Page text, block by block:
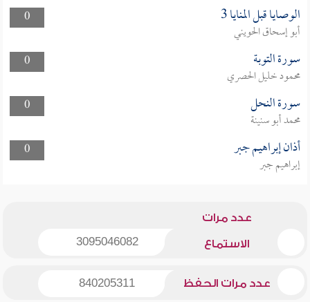
0
الوصايا قبل المنايا 3
أبو إسحاق الحويني
0
سورة التوبة
محمود خليل الحصري
0
سورة النحل
محمد أبو سنينة
0
أذان إبراهيم جبر
إبراهيم جبر
عدد مرات
الاستماع 3095046082
عدد مرات الحفظ 840205311